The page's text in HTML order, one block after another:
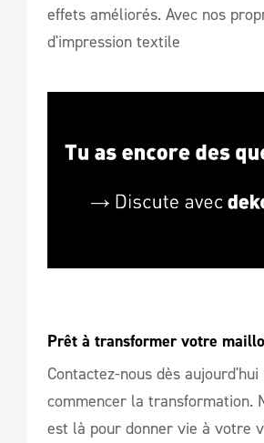
effets améliorés. Avec nos
d'impression textile
Prêt à transformer votre
Contactez-nous dès
commencer la transformation.
est là pour donner vie à votre